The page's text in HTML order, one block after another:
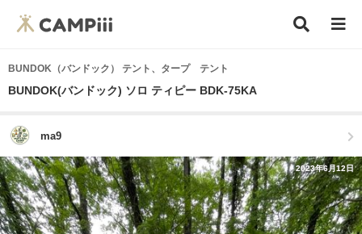
BUNDOK（バンドック） テント、タープ テント
BUNDOK(バンドック) ソロ ティピー BDK-75KA
ma9
2023年6月12日